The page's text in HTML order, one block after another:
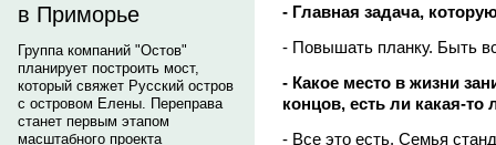
в Приморье
Группа компаний "Остов"
планирует построить мост,
который свяжет Русский остров
с островом Елены. Переправа
станет первым этапом
масштабного проекта
- Главная задача,
- Повышать планку. Быть
- Какое место в жизни
концов, есть ли какая-то
- Все это есть. Семья